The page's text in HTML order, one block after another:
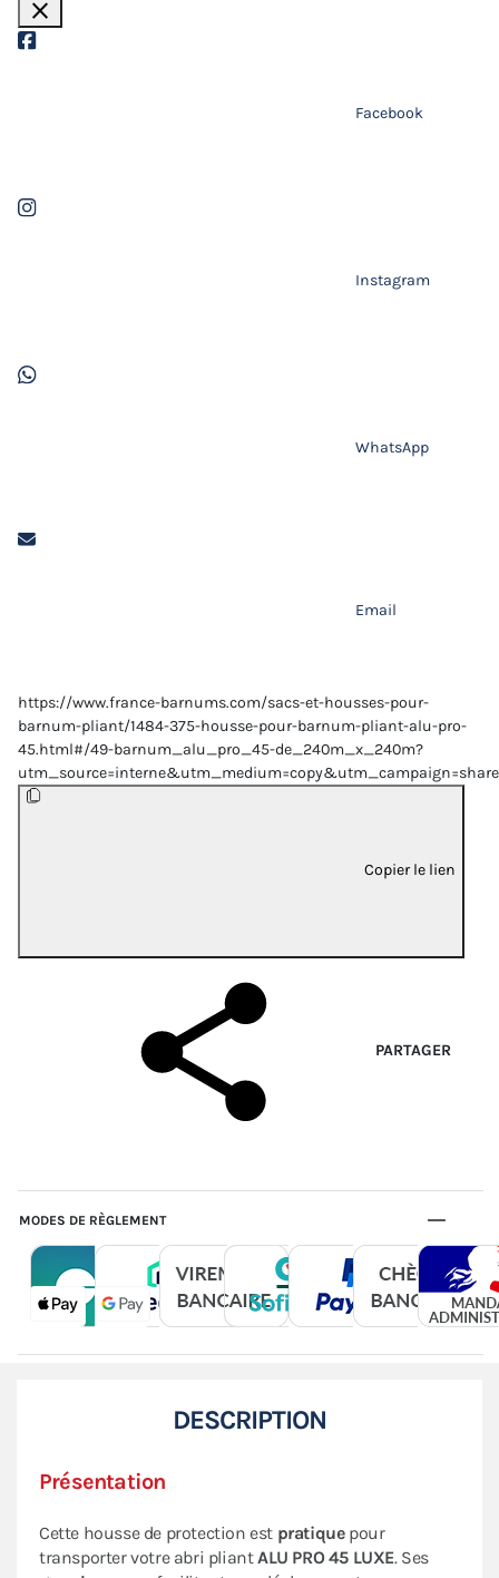
close
Facebook
Instagram
WhatsApp
Email
https://www.france-barnums.com/sacs-et-housses-pour-
barnum-pliant/1484-375-housse-pour-barnum-pliant-alu-pro-
45.html#/49-barnum_alu_pro_45-de_240m_x_240m?
Copier le lien
PARTAGER
MODES DE RÈGLEMENT
DESCRIPTION
Présentation
Cette housse de protection est pratiquepour
transporter votre abri pliantALU PRO 45 LUXE. Ses